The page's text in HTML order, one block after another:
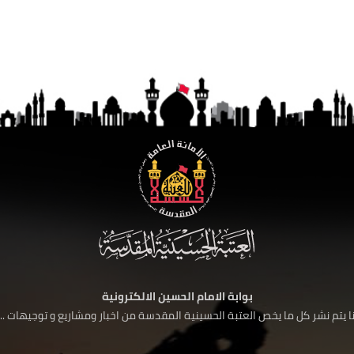
بوابة الامام الحسين الالكترونية
يتم نشر كل ما يخص العتبة الحسينية المقدسة من اخبار ومشاريع و توجيهات